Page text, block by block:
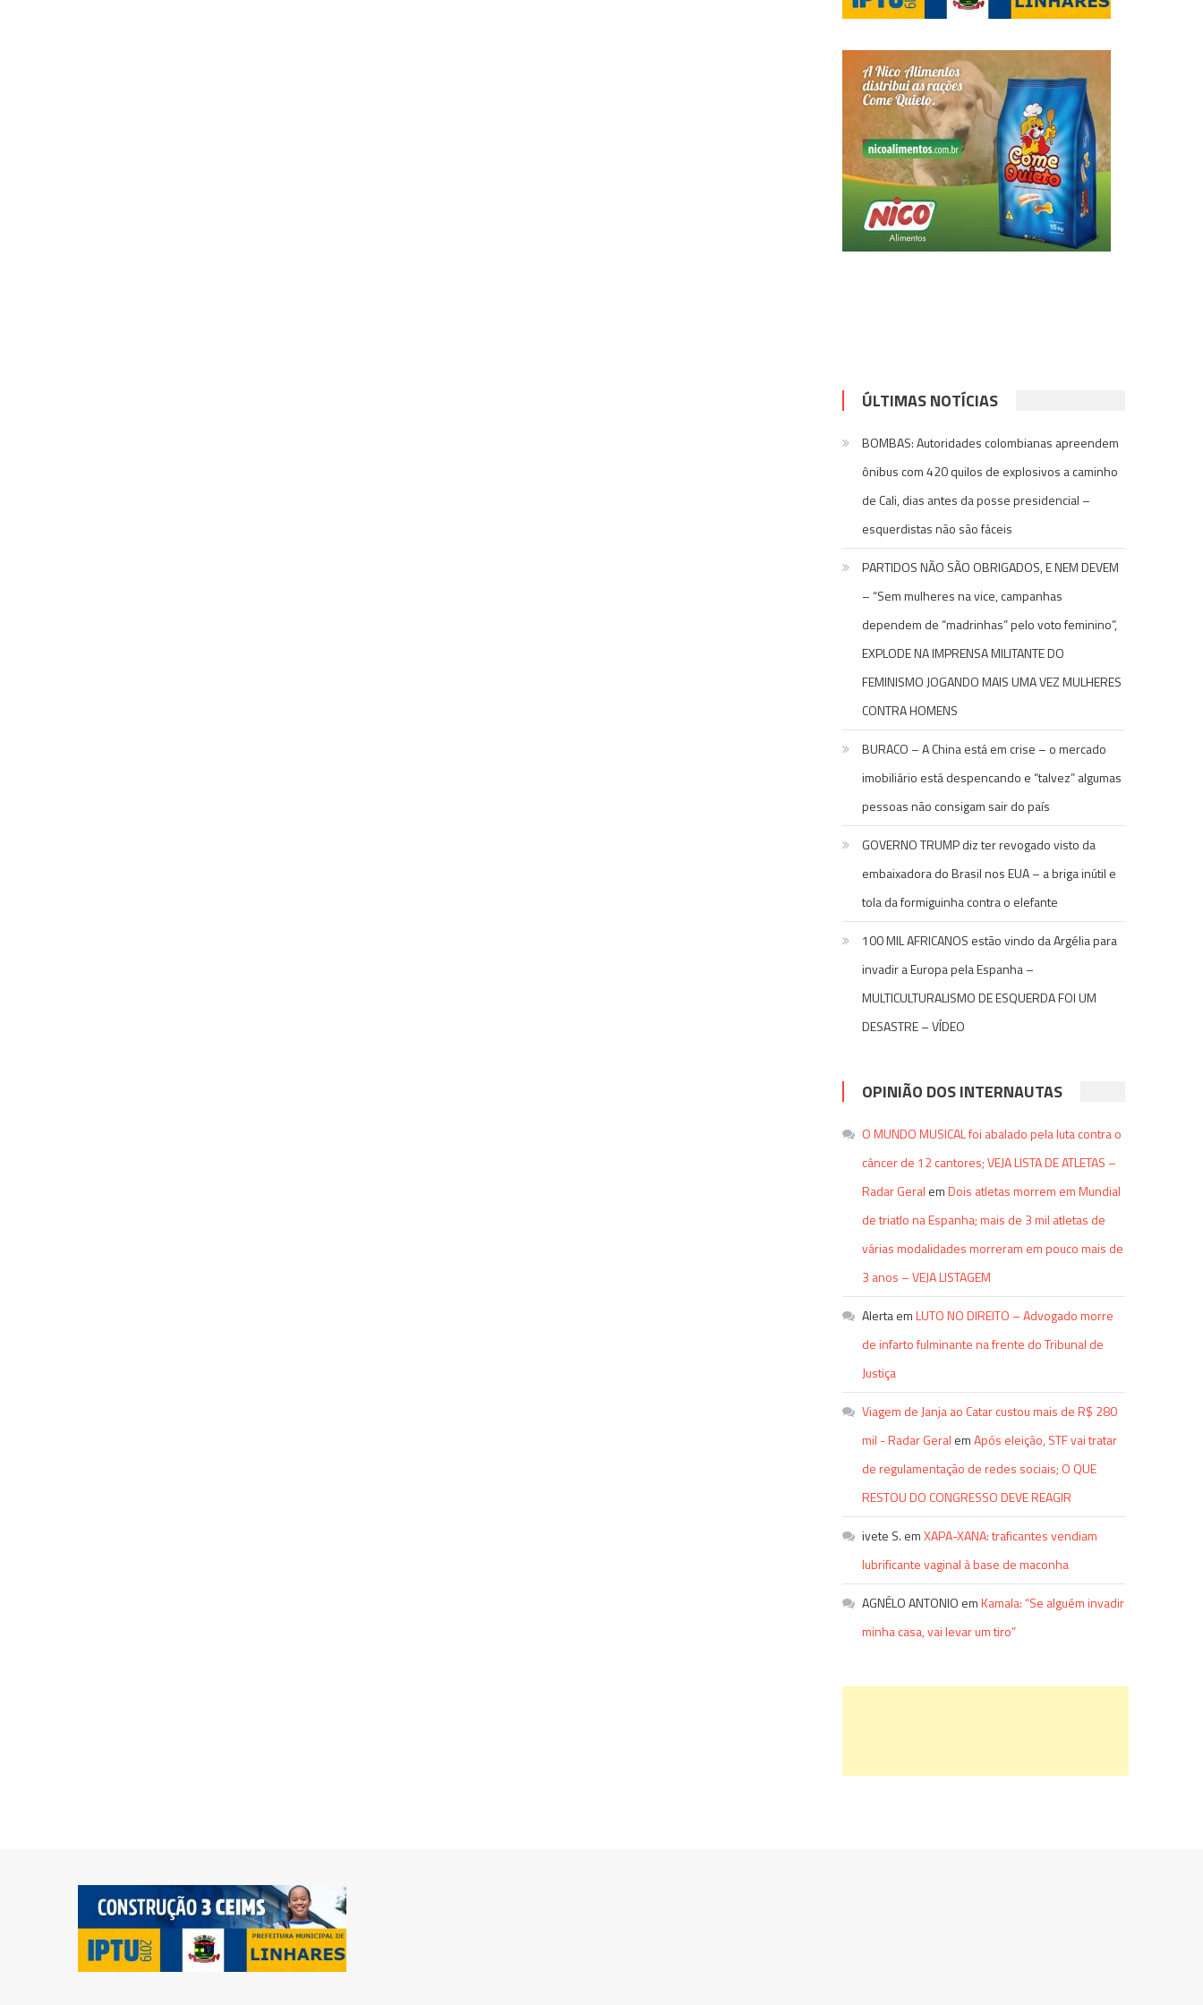
ÚLTIMAS NOTÍCIAS
BOMBAS: Autoridades colombianas apreendem
ônibus com 420 quilos de explosivos a caminho
de Cali, dias antes da posse presidencial –
esquerdistas não são fáceis
PARTIDOS NÃO SÃO OBRIGADOS, E NEM DEVEM
– “Sem mulheres na vice, campanhas
dependem de “madrinhas” pelo voto feminino”,
EXPLODE NA IMPRENSA MILITANTE DO
FEMINISMO JOGANDO MAIS UMA VEZ MULHERES
CONTRA HOMENS
BURACO – A China está em crise – o mercado
imobiliário está despencando e “talvez” algumas
pessoas não consigam sair do país
GOVERNO TRUMP diz ter revogado visto da
embaixadora do Brasil nos EUA – a briga inútil e
tola da formiguinha contra o elefante
100 MIL AFRICANOS estão vindo da Argélia para
invadir a Europa pela Espanha –
MULTICULTURALISMO DE ESQUERDA FOI UM
DESASTRE – VÍDEO
OPINIÃO DOS INTERNAUTAS
O MUNDO MUSICAL foi abalado pela luta contra o
câncer de 12 cantores; VEJA LISTA DE ATLETAS –
Radar Geral emDois atletas morrem em Mundial
de triatlo na Espanha; mais de 3 mil atletas de
várias modalidades morreram em pouco mais de
3 anos – VEJA LISTAGEM
AlertaemLUTO NO DIREITO – Advogado morre
de infarto fulminante na frente do Tribunal de
Justiça
Viagem de Janja ao Catar custou mais de R$ 280
mil - Radar Geral emApós eleição, STF vai tratar
de regulamentação de redes sociais; O QUE
RESTOU DO CONGRESSO DEVE REAGIR
ivete S. emXAPA-XANA: traficantes vendiam
lubrificante vaginal à base de maconha
AGNÉLO ANTONIO emKamala: “Se alguém invadir
minha casa, vai levar um tiro”